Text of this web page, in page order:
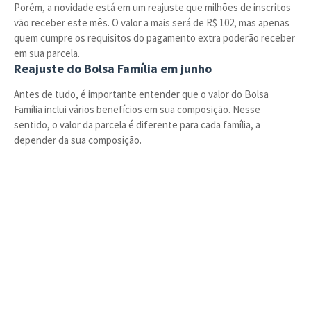
Porém, a novidade está em um reajuste que milhões de inscritos
vão receber este mês. O valor a mais será de R$ 102, mas apenas
quem cumpre os requisitos do pagamento extra poderão receber
em sua parcela.
Reajuste do Bolsa Família em junho
Antes de tudo, é importante entender que o valor do Bolsa
Família inclui vários benefícios em sua composição. Nesse
sentido, o valor da parcela é diferente para cada família, a
depender da sua composição.